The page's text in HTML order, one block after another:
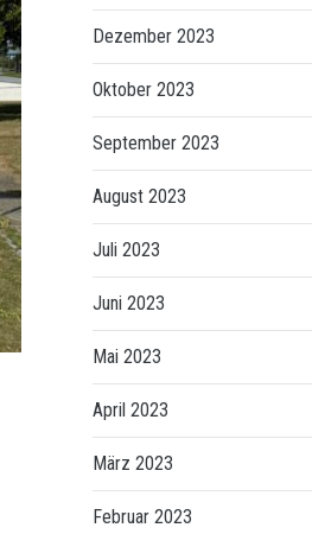
Dezember 2023
Oktober 2023
September 2023
August 2023
Juli 2023
Juni 2023
Mai 2023
April 2023
März 2023
Februar 2023